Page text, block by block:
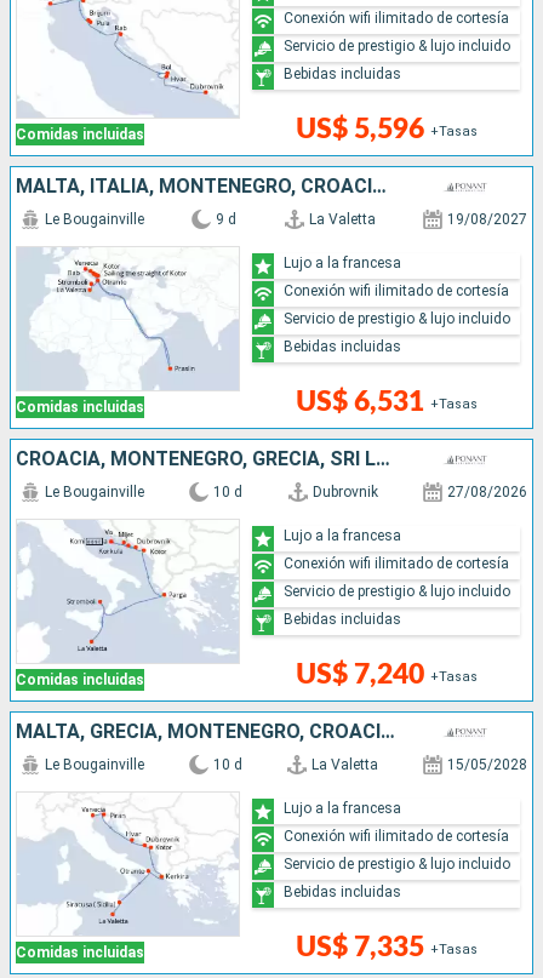
Comidas incluidas US$ 5,596 +Tasas
Conexión wifi ilimitado de cortesía
Servicio de prestigio & lujo incluido
Bebidas incluidas
MALTA, ITALIA, MONTENEGRO, CROACIA, SEYCHELLES
Comidas incluidas
Le Bougainville 9 d La Valetta 19/08/2027
US$ 6,531 +Tasas
Lujo a la francesa
Conexión wifi ilimitado de cortesía
Servicio de prestigio & lujo incluido
Bebidas incluidas
CROACIA, MONTENEGRO, GRECIA, SRI LANKA, ITALIA, MALTA
Comidas incluidas
Le Bougainville 10 d Dubrovnik 27/08/2026
US$ 7,240 +Tasas
Lujo a la francesa
Conexión wifi ilimitado de cortesía
Servicio de prestigio & lujo incluido
Bebidas incluidas
MALTA, GRECIA, MONTENEGRO, CROACIA, ESLOVENIA, ITALIA
Comidas incluidas
Le Bougainville 10 d La Valetta 15/05/2028
US$ 7,335 +Tasas
Lujo a la francesa
Conexión wifi ilimitado de cortesía
Servicio de prestigio & lujo incluido
Bebidas incluidas